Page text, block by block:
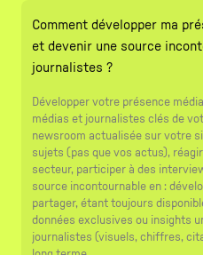
Comment développer ma
et devenir une source
journalistes ?
Développer votre présence
médias et journalistes clés de
newsroom actualisée sur votre
sujets (pas que vos actus),
secteur, participer à des
source incontournable en :
partager, étant toujours
données exclusives ou insights
journalistes (visuels, chiffres,